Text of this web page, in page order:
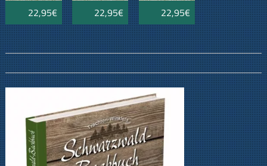
22,95€ 22,95€ 22,95€